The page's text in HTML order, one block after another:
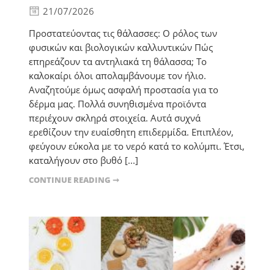
21/07/2026
Προστατεύοντας τις θάλασσες: Ο ρόλος των
φυσικών και βιολογικών καλλυντικών Πώς
επηρεάζουν τα αντηλιακά τη θάλασσα; Το
καλοκαίρι όλοι απολαμβάνουμε τον ήλιο.
Αναζητούμε όμως ασφαλή προστασία για το
δέρμα μας. Πολλά συνηθισμένα προϊόντα
περιέχουν σκληρά στοιχεία. Αυτά συχνά
ερεθίζουν την ευαίσθητη επιδερμίδα. Επιπλέον,
φεύγουν εύκολα με το νερό κατά το κολύμπι. Έτσι,
καταλήγουν στο βυθό [...]
CONTINUE READING ➞